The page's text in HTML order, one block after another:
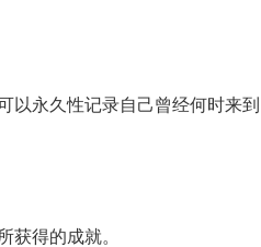
永久性记录自己曾经何时来到
得的成就。